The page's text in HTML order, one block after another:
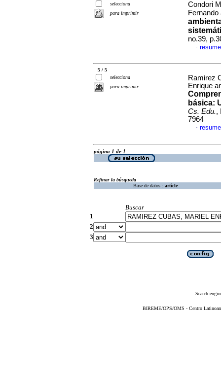
selecciona
para imprimir
Condori
no.39,
·
5 / 5
selecciona
para imprimir
Ramirez
Enrique
básica:
Cs. Edu.,
7964
·
página 1 de 1
Refinar la búsqueda
Base de datos : article
Buscar
1
2
3
Search
BIREME/OPS/OMS - Centro